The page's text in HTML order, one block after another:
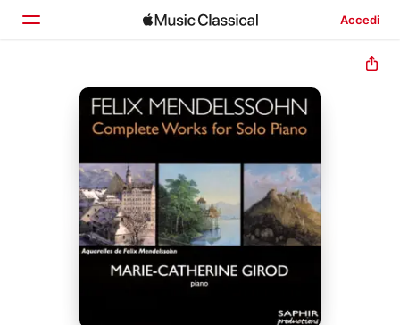
Accedi
Home
Scopri
Cerca